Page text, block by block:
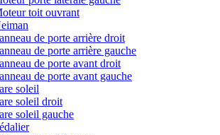
toit ouvrant
de porte arrière droit
de porte arrière gauche
de porte avant droit
de porte avant gauche
soleil
soleil droit
soleil gauche